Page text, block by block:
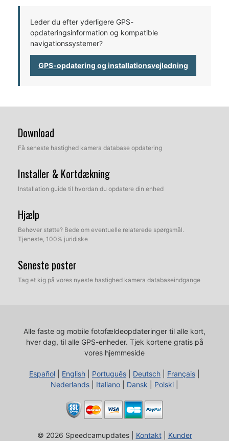
Leder du efter yderligere GPS-
opdateringsinformation og kompatible
navigationssystemer?
GPS-opdatering og installationsvejledning
Download
Få seneste hastighed kamera database opdatering
Installer & Kortdækning
Installation guide til hvordan du opdatere din enhed
Hjælp
Behøver støtte? Bede om eventuelle relaterede spørgsmål.
Tjeneste, 100% juridiske
Seneste poster
Tag et kig på vores nyeste hastighed kamera databaseindgange
Alle faste og mobile fotofældeopdateringer til alle kort,
hver dag, til alle GPS-enheder. Tjek kortene gratis på
vores hjemmeside
Español English Português Deutsch Français
Nederlands
Italiano Dansk Polski
© 2026 Speedcamupdates | Kontakt| Kunder